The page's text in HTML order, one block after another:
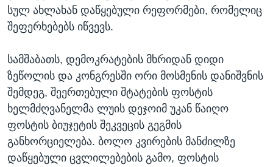
სულ ახლახან დაწყებული რეფორმები, რომელიც
შეფერხებებს იწვევს.
სამშაბათს, დემოკრატების მხრიდან დიდი
ზეწოლის და კონგრესში ორი მოსმენის დანიშვნის
შემდეგ, შეერთებული შტატების ფოსტის
ხელმძღვანელმა ლუის დეჯოიმ უკან წაიღო
ფოსტის ბიუჯეტის შეკვეცის გეგმის
განხორციელება. ბოლო კვირების მანძილზე
დაწყებული ცვლილებების გამო, ფოსტის